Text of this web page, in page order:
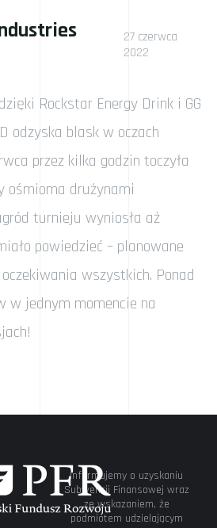
27 czerwca
2022
Rockstar Energy Drink i GG
odzyska blask w oczach
przez kilka godzin toczyła
ośmioma drużynami
turnieju wyniosła aż
powiedzieć – planowane
wszystkich. Ponad
w jednym momencie na
Informujemy o uzyskaniu
Subwencji Finansowej wraz
ze wskazaniem, że
podmiotem udzielającym